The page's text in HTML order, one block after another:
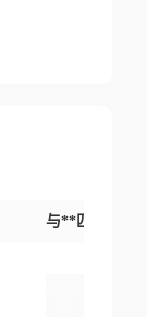
与**匹配交易